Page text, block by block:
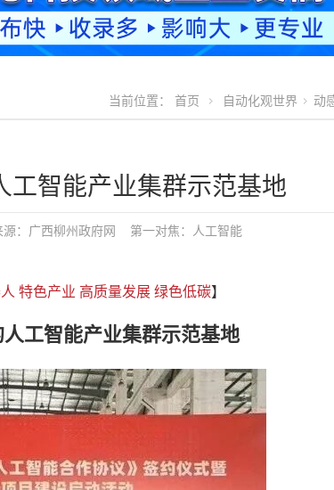
当前位置： 首页 自动化观世界 动
工智能产业集群示范基地
：广西柳州政府网 第一对焦： 人工智能
特色产业 高质量发展 绿色低碳】
工智能产业集群示范基地